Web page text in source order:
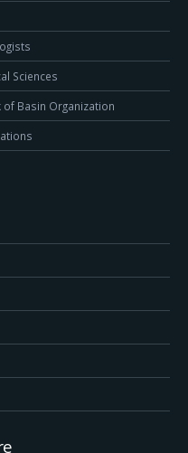
Sciences
Basin Organization